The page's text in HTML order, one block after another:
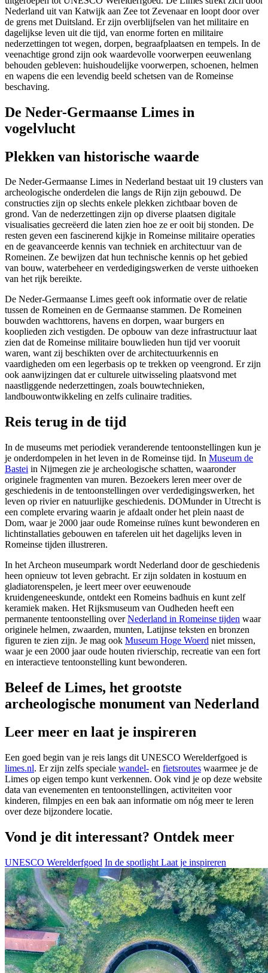
Nederland uit van Katwijk aan Zee tot Zevenaar en loopt door over
de grens met Duitsland. Er zijn overblijfselen van het militaire en
dagelijkse leven uit die tijd, van enorme forten en militaire
nederzettingen tot wegen, dorpen, begraafplaatsen en tempels. In de
veenachtige grond zijn ook waardevolle voorwerpen eeuwenlang
behouden gebleven: huishoudelijke voorwerpen, schoenen, helmen
en wapens die een levendig beeld schetsen van de Romeinse
beschaving.
De Neder-Germaanse Limes in
vogelvlucht
Plekken van historische waarde
De Neder-Germaanse Limes in Nederland bestaat uit 19 clusters van
archeologische onderdelen die langs de Rijn zijn gebouwd. De
constructies zijn op slechts enkele plekken zichtbaar boven de
grond. Van de nederzettingen zijn op diverse plaatsen digitale
visualisaties gecreëerd die laten zien hoe ze er ooit bij stonden. De
resten geven een fascinerend kijkje in Romeinse militaire operaties
en de geavanceerde kennis van techniek en architectuur van de
Romeinen. Ze bewijzen dat hun technische kennis op het gebied
van bouw, waterbeheer en verdedigingswerken de verste uithoeken
van het rijk bereikte.
De Neder-Germaanse Limes geeft ook informatie over de relatie
tussen de Romeinen en de Germaanse stammen. De Romeinen
bouwden wachttorens, havens en dorpen, waar burgers en
kooplieden zich vestigden. De opbouw van deze infrastructuur laat
zien dat de Romeinse militaire bouwlieden hun tijd ver vooruit
waren, want zij beschikten over de architectuurkennis en
vaardigheden om een legerbasis op te trekken op veengrond. Er zijn
ook aanwijzingen dat er culturele uitwisseling plaatsvond met
naastliggende nederzettingen, zoals bouwtechnieken,
landbouwontwikkeling en zelfs culinaire tradities.
Reis terug in de tijd
In de museums met periodiek veranderende tentoonstellingen kun je
je onderdompelen in het leven in de Romeinse tijd. In Museum de
Bastei in Nijmegen zie je archeologische schatten, waaronder
originele fragmenten van muren. Bezoekers leren meer over de
geschiedenis in de tentoonstellingen over verdedigingswerken, het
leven op rivier en natuurlijke geschiedenis. DOMunder in Utrecht is
een complete ervaring waarin je afdaalt onder het plein naast de
Dom, waar je 2000 jaar oude Romeinse ruïnes kunt bewonderen en
lichtinstallaties gebouwen en taferelen uit het dagelijks leven in
Romeinse tijden illustreren.
In het Archeon museumpark wordt Nederland door de geschiedenis
heen opnieuw tot leven gebracht. Er zijn soldaten in kostuum en
gladiatorenspelen, je leert meer over eeuwenoude
kruidengeneeskunde, ontdekt een Romeins badhuis en kunt zelf
keramiek maken. Het Rijksmuseum van Oudheden heeft een
permanente tentoonstelling overNederland in Romeinse tijden waar
originele helmen, zwaarden, munten, Latijnse teksten en bronzen
figuren te zien zijn. Je mag ook Museum Hoge Woerd niet missen,
waar je een 2000 jaar oude houten rivierschip, recreatie van een fort
en interactieve tentoonstelling kunt bewonderen.
Beleef de Limes, het grootste
archeologische monument van Nederland
Leer meer en laat je inspireren
Een goed begin van je reis langs dit UNESCO Werelderfgoed is
limes.nl. Er zijn zelfs speciale wandel- en fietsroutes waarmee je de
Limes op eigen tempo kunt verkennen. Ook vind je op deze website
data van evenementen en tentoonstellingen, activiteiten voor
kinderen, filmpjes en een bak aan informatie om nóg meer te leren
over deze bijzondere locatie.
Vond je dit interessant? Ontdek meer
UNESCO Werelderfgoed In de spotlight Laat je inspireren